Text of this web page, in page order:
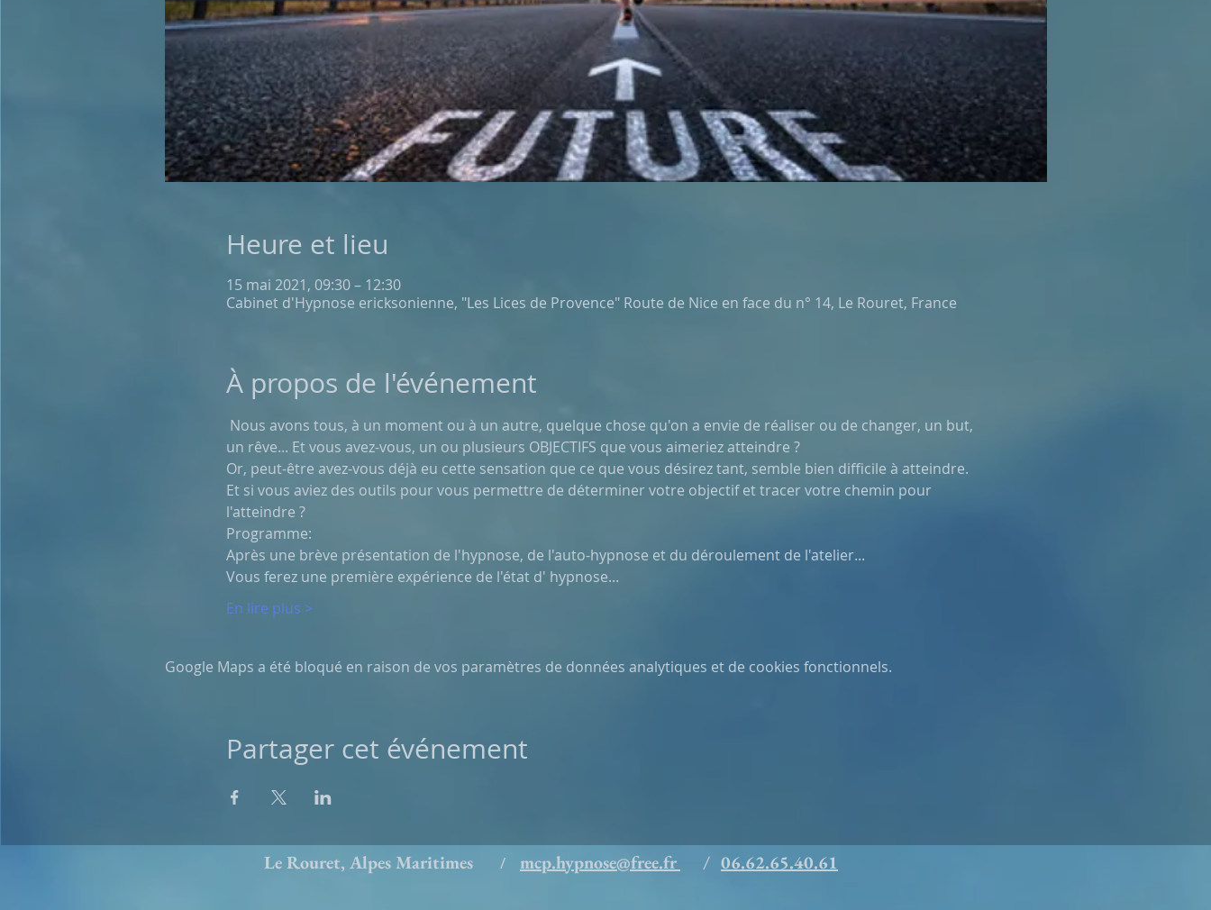
Heure et lieu
15 mai 2021, 09:30 – 12:30
Cabinet d'Hypnose ericksonienne, "Les Lices de Provence" Route de Nice en face du n° 14, Le Rouret, France
À propos de l'événement
Nous avons tous, à un moment ou à un autre, quelque chose qu'on a envie de réaliser ou de changer, un but,
un rêve... Et vous avez-vous, un ou plusieurs OBJECTIFS que vous aimeriez atteindre ?
Or, peut-être avez-vous déjà eu cette sensation que ce que vous désirez tant, semble bien difficile à atteindre.
Et si vous aviez des outils pour vous permettre de déterminer votre objectif et tracer votre chemin pour
l'atteindre ?
Programme:
Après une brève présentation de l'hypnose, de l'auto-hypnose et du déroulement de l'atelier...
Vous ferez une première expérience de l'état d' hypnose...
En lire plus >
Google Maps a été bloqué en raison de vos paramètres de données analytiques et de cookies fonctionnels.
Partager cet événement
Le Rouret, Alpes Maritimes / mcp.hypnose@free.fr / 06.62.65.40.61